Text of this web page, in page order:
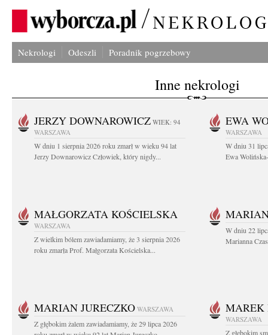
Nekrologi Odeszli Poradnik pogrzebowy
Inne nekrologi
JERZY DOWNAROWICZ WIEK: 94
WARSZAWA
W dniu 1 sierpnia 2026 roku zmarł w wieku 94 lat
Jerzy Downarowicz Człowiek, który nigdy...
EWA
WARSZAWA
W dniu 31
Ewa
MAŁGORZATA KOŚCIELSKA
WARSZAWA
Z wielkim bólem zawiadamiamy, że 3 sierpnia 2026
roku zmarła Prof. Małgorzata Kościelska...
W dniu 22
Marianna
MARIAN JURECZKO WARSZAWA
Z głębokim żalem zawiadamiamy, że 29 lipca 2026
MAREK
WARSZAWA
Z głębokim